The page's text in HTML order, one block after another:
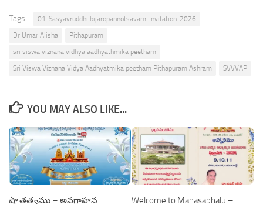
Tags:
01-Sasyavruddhi bijaropannotsavam-Invitation-2026
Dr Umar Alisha
Pithapuram
sri viswa viznana vidhya aadhyathmika peetham
Sri Viswa Viznana Vidya Aadhyatmika peetham Pithapuram Ashram
SVVVAP
YOU MAY ALSO LIKE...
షా తత్త్వము – అవగాహన
Welcome to Mahasabhalu –